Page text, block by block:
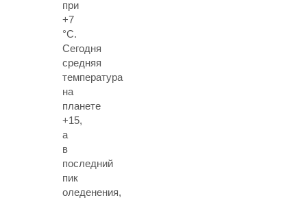
при
+7
°C.
Сегодня
средняя
температура
на
планете
+15,
а
в
последний
пик
оледенения,